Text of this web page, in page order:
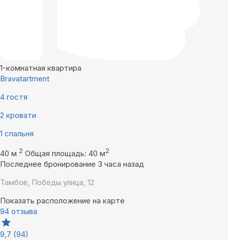
1-комнатная квартира
Bravatartment
4 гостя
2 кровати
1 спальня
40 м 2 Общая площадь: 40 м2
Последнее бронирование 3 часа назад
Тамбов, Победы улица, 12
Показать расположение на карте
94 отзыва
9,7 (94)